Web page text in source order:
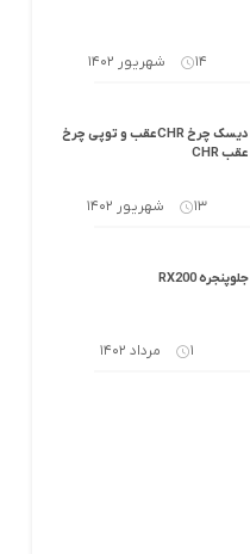
14 شهریور 1402
دیسک چرخ CHRعقب و توپی چرخ
عقب CHR
13 شهریور 1402
جلوپنجره RX200
1 مرداد 1402